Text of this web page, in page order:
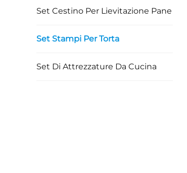
Set Cestino Per Lievitazione Pane
Set Stampi Per Torta
Set Di Attrezzature Da Cucina